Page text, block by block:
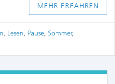
MEHR ERFAHREN
, Lesen, Pause, Sommer,